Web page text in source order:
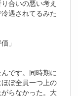
合いの悪い考え
遇されてるみた
」
です。同時期に
ぼ全員一つ上の
らなかった。大